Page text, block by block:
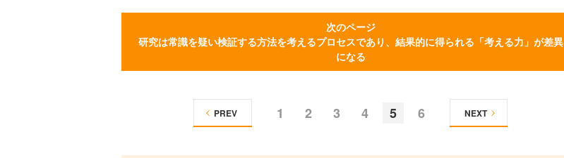
次のページ
研究は常識を疑い検証する方法を考えるプロセスであり、結果的に得られる「考える力」が差異
になる
1 2 3 4 5 6
PREV NEXT